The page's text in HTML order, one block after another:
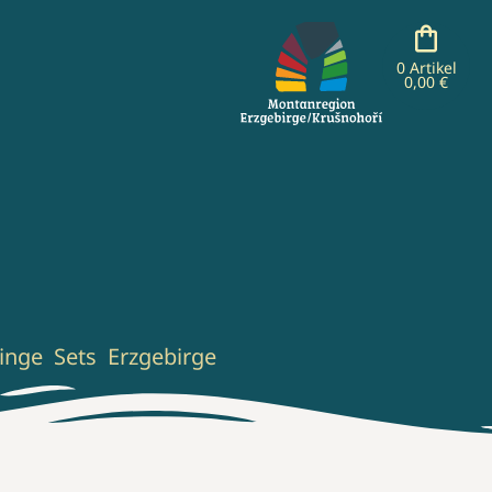
0 Artikel
0,00 €
Sets Erzgebirge